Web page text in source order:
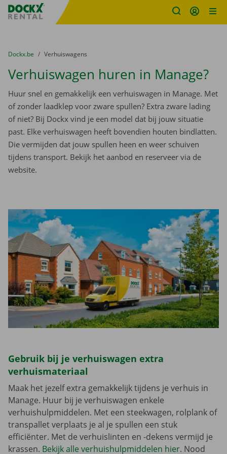
Fratello DEMO
U bevindt zich hier:
van
Dockx.be naar
Verhuiswagens
Verhuiswagen huren in Manage?
Huur snel en gemakkelijk een verhuiswagen in Manage. Met
of zonder laadklep voor zware spullen? Extra zware lading
of niet? Bij Dockx vind je een model dat bij jouw situatie
past. Elke verhuiswagen heeft bovendien houten bindlatten.
Die vermijden dat jouw spullen heen en weer schuiven
tijdens transport. Bekijk het aanbod en reserveer via de
website.
Gebruik bij je verhuiswagen extra
verhuismateriaal
Maak het jezelf extra gemakkelijk tijdens je verhuis in
Manage. Huur bij je verhuiswagen enkele
verhuishulpmiddelen. Met een steekwagen, rolplank of
transpallet verplaats je al je spullen een stuk
efficiënter. Met de verhuislinten en -dekens vermijd je
krassen. Bekijk alle verhuishulpmiddelen hier. Nood